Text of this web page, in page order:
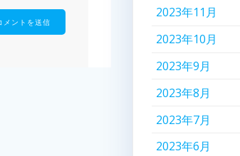
2023年11月
2023年10月
2023年9月
2023年8月
2023年7月
2023年6月